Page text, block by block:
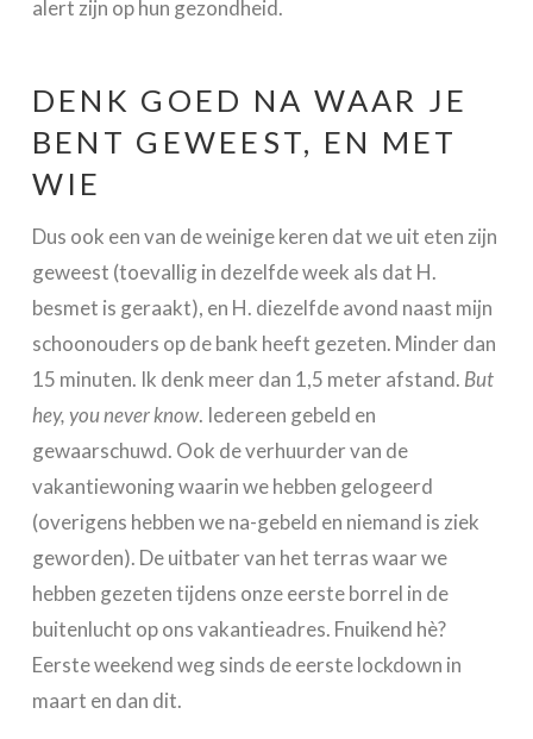
alert zijn op hun gezondheid.
DENK GOED NA WAAR JE
BENT GEWEEST, EN MET
WIE
Dus ook een van de weinige keren dat we uit eten zijn
geweest (toevallig in dezelfde week als dat H.
besmet is geraakt), en H. diezelfde avond naast mijn
schoonouders op de bank heeft gezeten. Minder dan
15 minuten. Ik denk meer dan 1,5 meter afstand. But
hey, you never know. Iedereen gebeld en
gewaarschuwd. Ook de verhuurder van de
vakantiewoning waarin we hebben gelogeerd
(overigens hebben we na-gebeld en niemand is ziek
geworden). De uitbater van het terras waar we
hebben gezeten tijdens onze eerste borrel in de
buitenlucht op ons vakantieadres. Fnuikend hè?
Eerste weekend weg sinds de eerste lockdown in
maart en dan dit.